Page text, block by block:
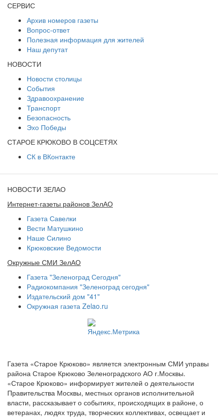
СЕРВИС
Архив номеров газеты
Вопрос-ответ
Полезная информация для жителей
Наш депутат
НОВОСТИ
Новости столицы
События
Здравоохранение
Транспорт
Безопасность
Эхо Победы
СТАРОЕ КРЮКОВО В СОЦСЕТЯХ
СК в ВКонтакте
НОВОСТИ ЗЕЛАО
Интернет-газеты районов ЗелАО
Газета Савелки
Вести Матушкино
Наше Силино
Крюковские Ведомости
Окружные СМИ ЗелАО
Газета "Зеленоград Сегодня"
Радиокомпания "Зеленоград сегодня"
Издательский дом "41"
Окружная газета Zelao.ru
Газета «Старое Крюково» является электронным СМИ управы
района Старое Крюково Зеленоградского АО г.Москвы.
«Старое Крюково» информирует жителей о деятельности
Правительства Москвы, местных органов исполнительной
власти, рассказывает о событиях, происходящих в районе, о
ветеранах, людях труда, творческих коллективах, освещает и